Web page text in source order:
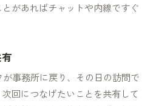
があればチャットや内線ですぐ
が事務所に戻り、その日の訪問で
回につなげたいことを共有して